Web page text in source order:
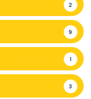
2
9
1
3